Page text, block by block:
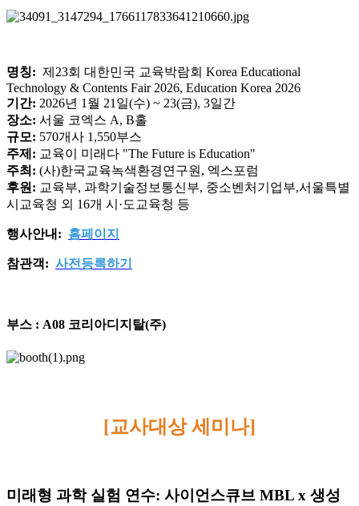
명칭: 제23회 대한민국 교육박람회 Korea Educational
Technology & Contents Fair 2026, Education Korea 2026
기간: 2026년 1월 21일(수) ~ 23(금), 3일간
장소: 서울 코엑스 A, B홀
규모: 570개사 1,550부스
주제: 교육이 미래다 "The Future is Education"
주최: (사)한국교육녹색환경연구원, 엑스포럼
후원: 교육부, 과학기술정보통신부, 중소벤처기업부,서울특별
시교육청 외 16개 시·도교육청 등
행사안내: 홈페이지
참관객: 사전등록하기
부스 : A08 코리아디지탈(주)
[교사대상 세미나]
미래형 과학 실험 연수: 사이언스큐브 MBL x 생성